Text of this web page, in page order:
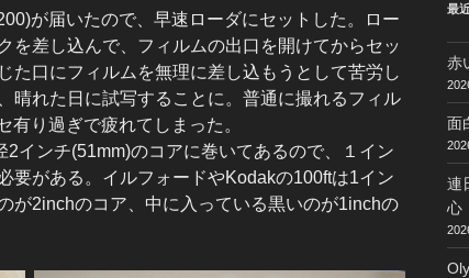
が届いたので、早速ローダにセットした。ロー
を差し込んで、フィルムの出口を開けてからセッ
た口にフィルムを無理に差し込もうとして苦労し
晴れた日に試写することに。普通に撮れるフィル
有り過ぎで疲れてしまった。
インチ(51mm)のコアに巻いてあるので、１イン
要がある。イルフォードやKodakの100ftは1イン
が2inchのコア、中に入っている黒いのが1inchの
最
赤
面
連
心